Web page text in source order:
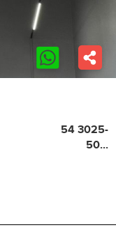
54 3025-
50...